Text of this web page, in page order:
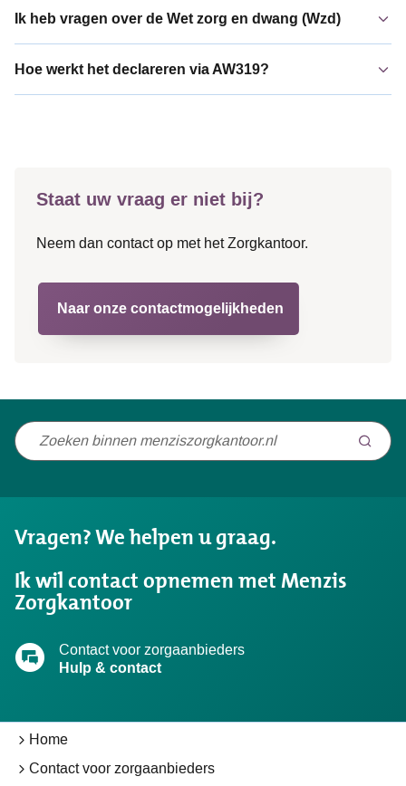
Ik heb vragen over de Wet zorg en dwang (Wzd)
Hoe werkt het declareren via AW319?
Staat uw vraag er niet bij?
Neem dan contact op met het Zorgkantoor.
Naar onze contactmogelijkheden
Niet
wat
zocht?
Vragen? We helpen u graag.
Ik wil contact opnemen met Menzis
Zorgkantoor
Contact voor zorgaanbieders
Hulp & contact
Home
Contact voor zorgaanbieders